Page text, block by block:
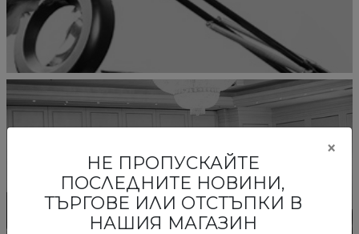
НЕ ПРОПУСКАЙТЕ
ПОСЛЕДНИТЕ НОВИНИ,
ТЪРГОВЕ ИЛИ ОТСТЪПКИ В
НАШИЯ МАГАЗИН
×